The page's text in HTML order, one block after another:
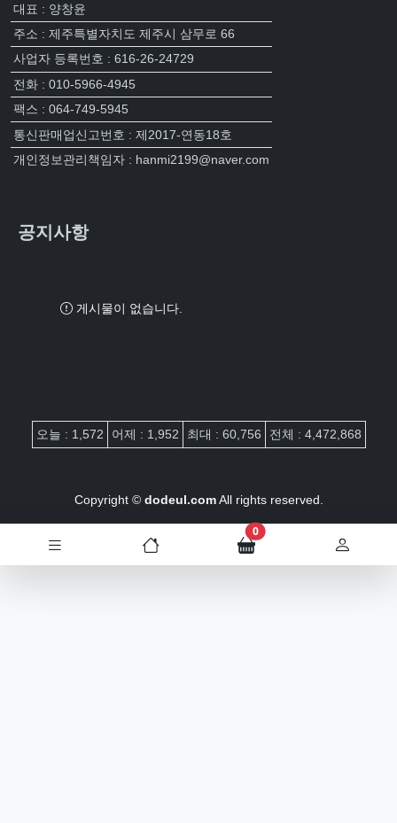
대표 : 양창윤
주소 : 제주특별자치도 제주시 삼무로 66
사업자 등록번호 : 616-26-24729
전화 : 010-5966-4945
팩스 : 064-749-5945
통신판매업신고번호 : 제2017-연동18호
개인정보관리책임자 : hanmi2199@naver.com
공지사항
게시물이 없습니다.
접속자집계
오늘 : 1,572 어제 : 1,952 최대 : 60,756 전체 : 4,472,868
Copyright © dodeul.comAll rights reserved.
0장바구니 담은 개수